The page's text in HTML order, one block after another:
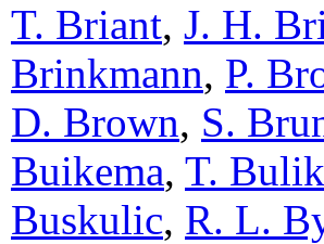
T. Briant, J. H.
Brinkmann, P.
D. Brown, S.
Buikema, T. Bulik
Buskulic, R. L.